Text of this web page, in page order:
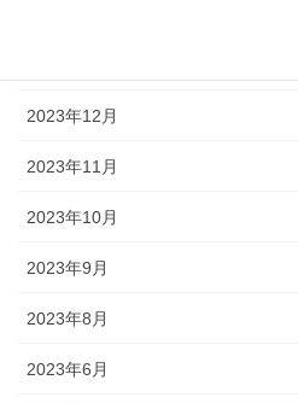
2023年12月
2023年11月
2023年10月
2023年9月
2023年8月
2023年6月